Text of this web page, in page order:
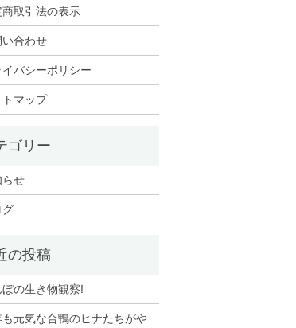
取引法の表示
い合わせ
イバシーポリシー
マップ
らせ
グ
ぼの生き物観察!
元気な合鴨のヒナたちがや